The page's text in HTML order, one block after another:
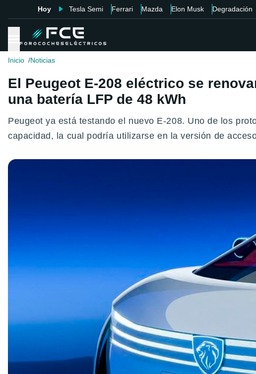
Hoy Tesla Semi Ferrari Mazda Elon Musk Degradación
Inicio Noticias
El Peugeot E-208 eléctrico se
una batería LFP de 48 kWh
Peugeot ya está testando el nuevo E-208. Uno de los
capacidad, la cual podría utilizarse en la versión de